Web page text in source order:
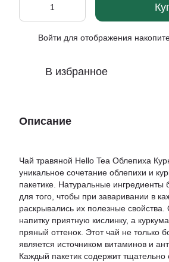
Войти для отображения
В избранное
Описание
Чай травяной Hello Tea Облепиха
уникальное сочетание облепихи и
пакетике. Натуральные ингредиенты
для того, чтобы при заваривании в
раскрывались их полезные
напитку приятную кислинку, а
пряный оттенок. Этот чай не только
является источником витаминов и
Каждый пакетик содержит